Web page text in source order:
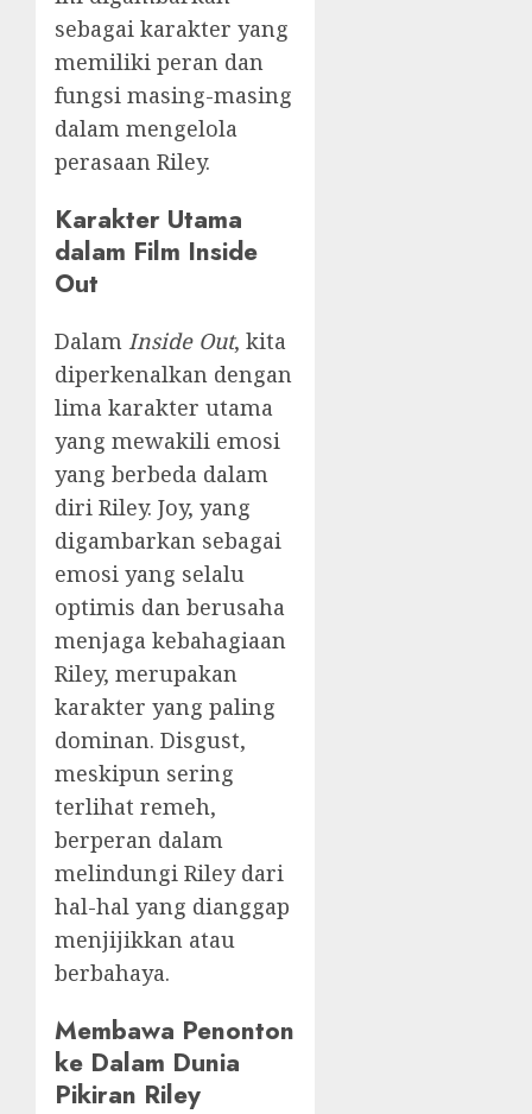
sebagai karakter yang
memiliki peran dan
fungsi masing-masing
dalam mengelola
perasaan Riley.
Karakter Utama
dalam Film Inside
Out
Dalam Inside Out, kita
diperkenalkan dengan
lima karakter utama
yang mewakili emosi
yang berbeda dalam
diri Riley. Joy, yang
digambarkan sebagai
emosi yang selalu
optimis dan berusaha
menjaga kebahagiaan
Riley, merupakan
karakter yang paling
dominan. Disgust,
meskipun sering
terlihat remeh,
berperan dalam
melindungi Riley dari
hal-hal yang dianggap
menjijikkan atau
berbahaya.
Membawa Penonton
ke Dalam Dunia
Pikiran Riley